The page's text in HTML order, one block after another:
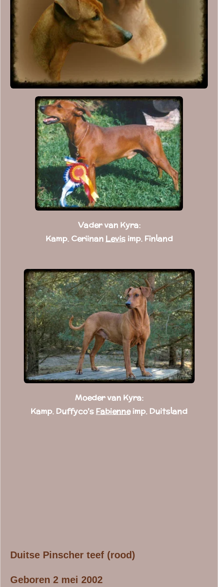
Vader van Kyra:
Kamp. Ceriinan Levisimp. Finland
Moeder van Kyra:
Kamp. Duffyco's Fabienneimp. Duitsland
Duitse Pinscher teef (rood)
Geboren 2 mei 2002